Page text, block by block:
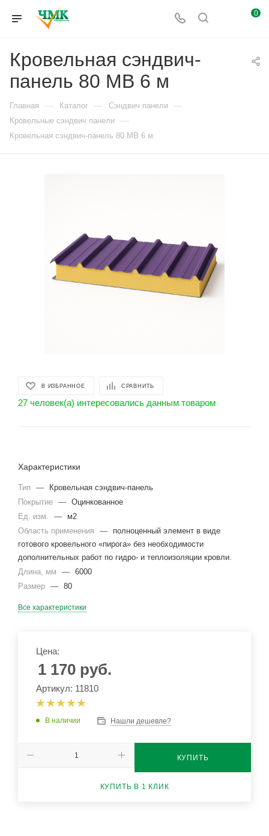
0
Кровельная сэндвич-
панель 80 МВ 6 м
Главная — Каталог — Сэндвич панели —
Кровельные сэндвич панели —
Кровельная сэндвич-панель 80 МВ 6 м
В ИЗБРАННОЕ СРАВНИТЬ
27 человек(а) интересовались данным товаром
Характеристики
Тип —
Кровельная сэндвич-панель
Покрытие — Оцинкованное
Ед. изм.
—
м2
Область применения
—
полноценный элемент в виде
готового кровельного «пирога» без необходимости
дополнительных работ по гидро- и теплоизоляции кровли.
Длина, мм
— 6000
Размер — 80
Все характеристики
Цена:
1 170 руб.
Артикул: 11810
В наличии Нашли дешевле?
КУПИТЬ
КУПИТЬ В 1 КЛИК